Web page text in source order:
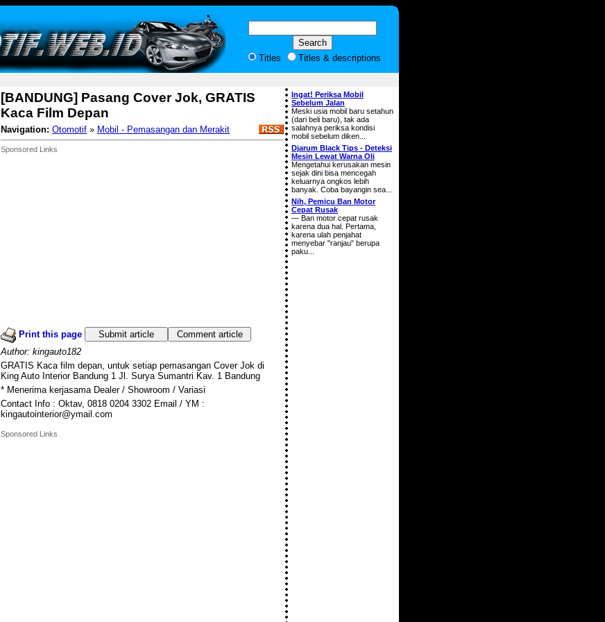
Titles Titles & descriptions
[BANDUNG] Pasang Cover Jok, GRATIS
Kaca Film Depan
Navigation: Otomotif » Mobil - Pemasangan dan Merakit
Sponsored Links
Print this page Submit article
Comment article
Author: kingauto182
GRATIS Kaca film depan, untuk setiap pemasangan Cover Jok di
King Auto Interior Bandung 1 Jl. Surya Sumantri Kav. 1 Bandung
* Menerima kerjasama Dealer / Showroom / Variasi
Contact Info : Oktav, 0818 0204 3302 Email / YM :
kingautointerior@ymail.com
Sponsored Links
Ingat! Periksa Mobil
Sebelum Jalan
Meski usia mobil baru setahun
(dari beli baru), tak ada
salahnya periksa kondisi
mobil sebelum diken...
Djarum Black Tips - Deteksi
Mesin Lewat Warna Oli
Mengetahui kerusakan mesin
sejak dini bisa mencegah
keluarnya ongkos lebih
banyak. Coba bayangin sea...
Nih, Pemicu Ban Motor
Cepat Rusak
— Ban motor cepat rusak
karena dua hal. Pertama,
karena ulah penjahat
menyebar "ranjau" berupa
paku...